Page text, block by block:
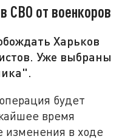
СВО от военкоров
Харьков
Уже выбраны
будет
время
изменения в ходе